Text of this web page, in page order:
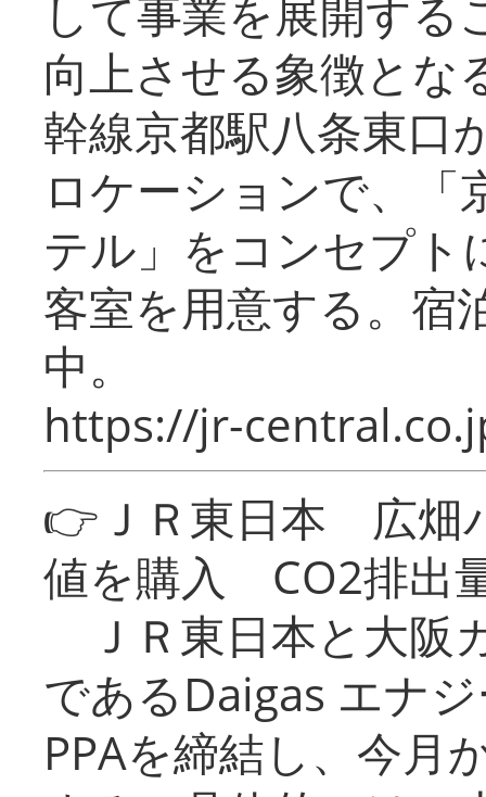
して事業を展開する
向上させる象徴とな
幹線京都駅八条東口
ロケーションで、「
テル」をコンセプト
客室を用意する。宿
中。
https://jr-
👉ＪＲ東日本 広畑
値を購入 CO2排出
ＪＲ東日本と大阪
であるDaigas エナ
PPAを締結し、今月